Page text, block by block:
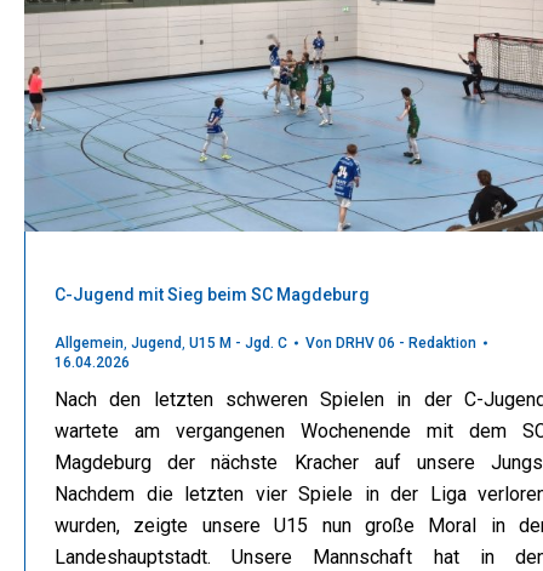
C-Jugend mit Sieg beim SC Magdeburg
Allgemein, Jugend, U15 M - Jgd. C Von DRHV 06 - Redaktion
16.04.2026
Nach den letzten schweren Spielen in der C-
wartete am vergangenen Wochenende mit dem
Magdeburg der nächste Kracher auf unsere
Nachdem die letzten vier Spiele in der Liga
wurden, zeigte unsere U15 nun große Moral in
Landeshauptstadt. Unsere Mannschaft hat in